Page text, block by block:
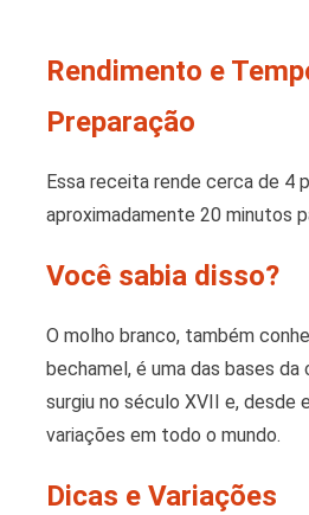
Rendimento e
Preparação
Essa receita rende cerca de 4
aproximadamente 20 minutos
Você sabia disso?
O molho branco, também
bechamel, é uma das bases da
surgiu no século XVII e, desde
variações em todo o mundo.
Dicas e Variações